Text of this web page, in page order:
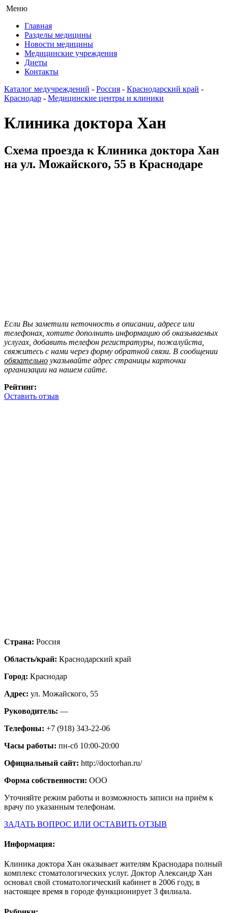
Меню
Главная
Разделы медицины
Новости медицины
Медицинские учреждения
Диеты
Контакты
Каталог медучреждений - Россия - Краснодарский край -
Краснодар - Медицинские центры и клиники
Клиника доктора Хан
Схема проезда к Клиника доктора Хан
на ул. Можайского, 55 в Краснодаре
Если Вы заметили неточность в описании, адресе или
телефонах, хотите дополнить информацию об оказываемых
услугах, добавить телефон регистратуры, пожалуйста,
свяжитесь с нами через форму обратной связи. В сообщении
обязательно указывайте адрес страницы карточки
организации на нашем сайте.
Рейтинг:
Оставить отзыв
Страна: Россия
Область/край: Краснодарский край
Город: Краснодар
Адрес: ул. Можайского, 55
Руководитель: —
Телефоны: +7 (918) 343-22-06
Часы работы: пн-сб 10:00-20:00
Официальный сайт: http://doctorhan.ru/
Форма собственности: ООО
Уточняйте режим работы и возможность записи на приём к
врачу по указанным телефонам.
ЗАДАТЬ ВОПРОС ИЛИ ОСТАВИТЬ ОТЗЫВ
Информация:
Клиника доктора Хан оказывает жителям Краснодара полный
комплекс стоматологических услуг. Доктор Александр Хан
основал свой стоматологический кабинет в 2006 году, в
настоящее время в городе функционирует 3 филиала.